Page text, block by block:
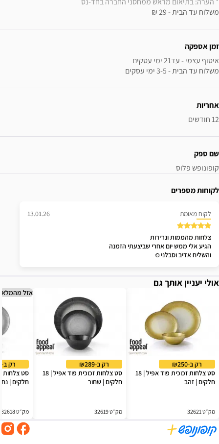
משלוח עד הבית - 29 ₪
זמן אספקה
משלוח עד הבית - 3-5 ימי עסקים
אחריות
12 חודשים
שם ספק
קופונופש פלוס
לקוחות מספרים
לקוח מאומת 13.01.26
והשליח אדיב וסבלני☺
אולי יעניין אותך גם
רק ב-₪250
סט צלחות זכוכית פוד אפיל | 18
חלקים | זהב
מק״ט 32621
רק ב-₪289
סט צלחות זכוכית פוד אפיל | 18
חלקים | שחור
מק״ט 32619
אזל מהמלאי
רק ב-₪289
חלקים |
מק״ט 32618